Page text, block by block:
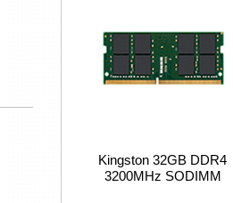
Kingston 32GB DDR4
3200MHz SODIMM